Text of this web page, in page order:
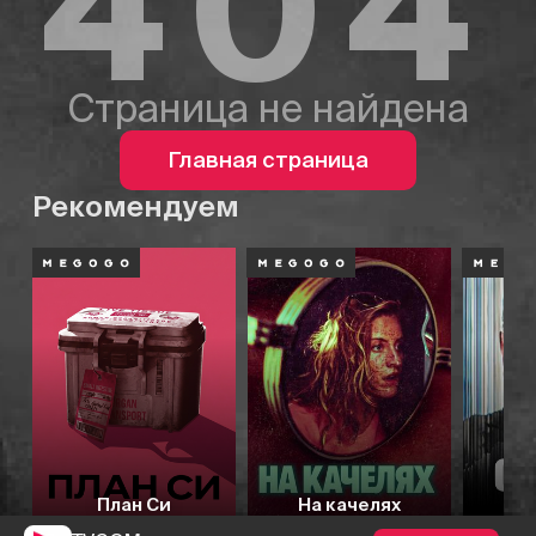
Страница не найдена
Главная страница
Рекомендуем
План Си На качелях